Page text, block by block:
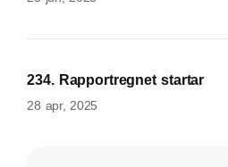
234. Rapportregnet startar
28 apr, 2025